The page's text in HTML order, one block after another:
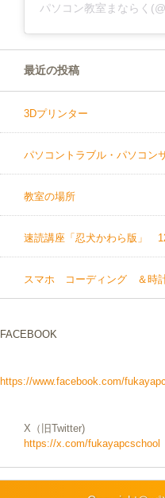
パソコン教室まならく
最近の投稿
3Dプリンター
パソコントラブル・パソコン
教室の場所
速読講座「忍犬かわら版」
スマホ コーディング ＆時
FACEBOOK
https://www.facebook.com/
X（旧Twitter)
https://x.com/fukayapcschool